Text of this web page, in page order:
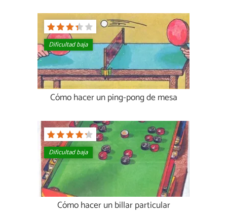
Dificultad baja
Cómo hacer un ping-pong de mesa
Dificultad baja
Cómo hacer un billar particular